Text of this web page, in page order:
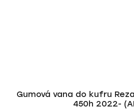
Gumová vana do kufru
450h 2022-